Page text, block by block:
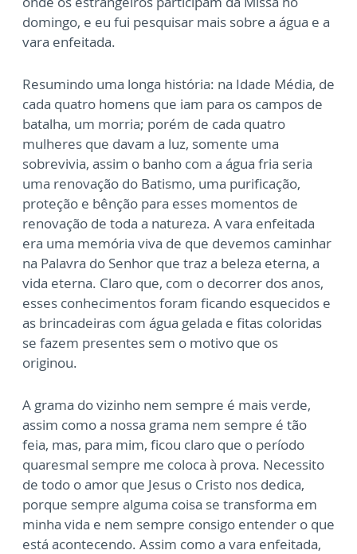
domingo, e eu fui pesquisar mais sobre a água e a
vara enfeitada.
Resumindo uma longa história: na Idade Média, de
cada quatro homens que iam para os campos de
batalha, um morria; porém de cada quatro
mulheres que davam a luz, somente uma
sobrevivia, assim o banho com a água fria seria
uma renovação do Batismo, uma purificação,
proteção e bênção para esses momentos de
renovação de toda a natureza. A vara enfeitada
era uma memória viva de que devemos caminhar
na Palavra do Senhor que traz a beleza eterna, a
vida eterna. Claro que, com o decorrer dos anos,
esses conhecimentos foram ficando esquecidos e
as brincadeiras com água gelada e fitas coloridas
se fazem presentes sem o motivo que os
originou.
A grama do vizinho nem sempre é mais verde,
assim como a nossa grama nem sempre é tão
feia, mas, para mim, ficou claro que o período
quaresmal sempre me coloca à prova. Necessito
de todo o amor que Jesus o Cristo nos dedica,
porque sempre alguma coisa se transforma em
minha vida e nem sempre consigo entender o que
está acontecendo. Assim como a vara enfeitada,